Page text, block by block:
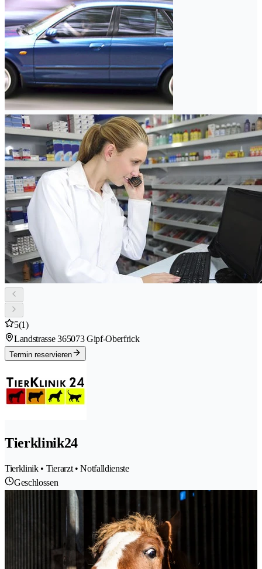
5(1)
Landstrasse 365073 Gipf-Oberfrick
Termin reservieren
Tierklinik24
Tierklinik • Tierarzt • Notfalldienste
Geschlossen